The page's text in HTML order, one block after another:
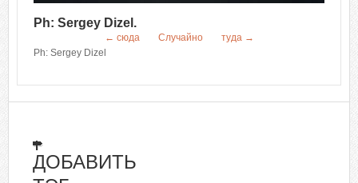
Ph: Sergey Dizel.
← сюда Случайно
туда →
Ph: Sergey Dizel
ДОБАВИТЬ